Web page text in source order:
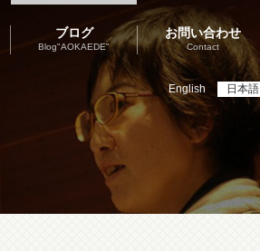
English 日本語
ブログ
Blog"AOKAEDE"
お問い合わせ
Contact